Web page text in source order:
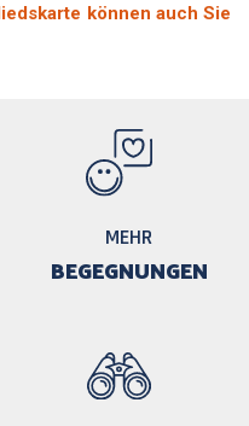
können auch Sie
MEHR
BEGEGNUNGEN